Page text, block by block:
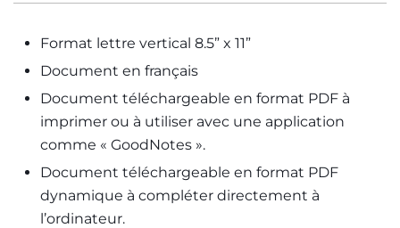
Format lettre vertical 8.5” x 11”
Document en français
Document téléchargeable en format PDF à
imprimer ou à utiliser avec une application
comme « GoodNotes ».
Document téléchargeable en format PDF
dynamique à compléter directement à
l’ordinateur.